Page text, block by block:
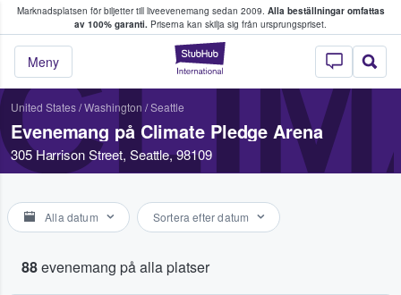
Marknadsplatsen för biljetter till liveevenemang sedan 2009. Alla beställningar omfattas
av 100% garanti. Priserna kan skilja sig från ursprungspriset.
StubHub – där
Meny
köper och säljer biljetter.
United States/Washington /Seattle
Evenemang på Climate Pledge Arena
305 Harrison Street, Seattle, 98109
Alla datum Sortera efter datum
88evenemang på alla platser